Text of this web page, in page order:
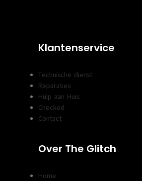
Klantenservice
Technische dienst
Reparaties
Hulp aan Huis
Checked
Contact
Over The Glitch
Home